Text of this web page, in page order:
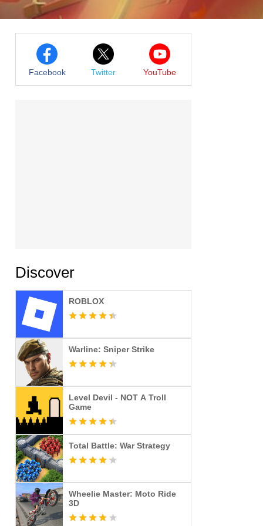
Facebook Twitter YouTube
Discover
ROBLOX
Warline: Sniper Strike
Level Devil - NOT A Troll
Game
Total Battle: War Strategy
Wheelie Master: Moto Ride
3D